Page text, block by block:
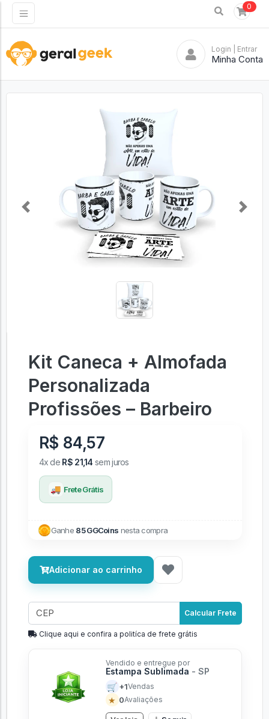
0
Login | Entrar
Minha Conta
Previous Next
Kit Caneca + Almofada
Personalizada
Profissões – Barbeiro
R$ 84,57
4x de R$ 21,14 sem juros
🚚 Frete Grátis
Ganhe 85 GGCoins nesta compra
Adicionar ao carrinho
Calcular Frete
Clique aqui e confira a politíca de frete grátis
Vendido e entregue por
Estampa Sublimada - SP
🛒 +1Vendas
★ 0Avaliações